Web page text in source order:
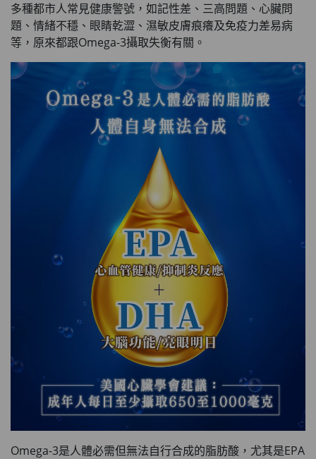
多種都市人常見健康警號，如記性差、三高問題、心臟問
題、情緒不穩、眼睛乾澀、濕敏皮膚痕癢及免疫力差易病
等，原來都跟Omega-3攝取失衡有關。
Omega-3是人體必需但無法自行合成的脂肪酸，尤其是EPA